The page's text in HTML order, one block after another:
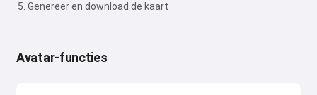
Genereer en download de kaart
Avatar-functies